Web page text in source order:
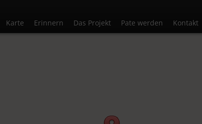
Karte Erinnern Das Projekt Pate werden Kontakt